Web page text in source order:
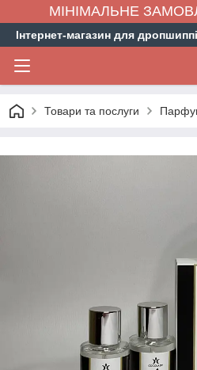
МІНІМАЛЬНЕ
Інтернет-магазин для
Товари та послуги